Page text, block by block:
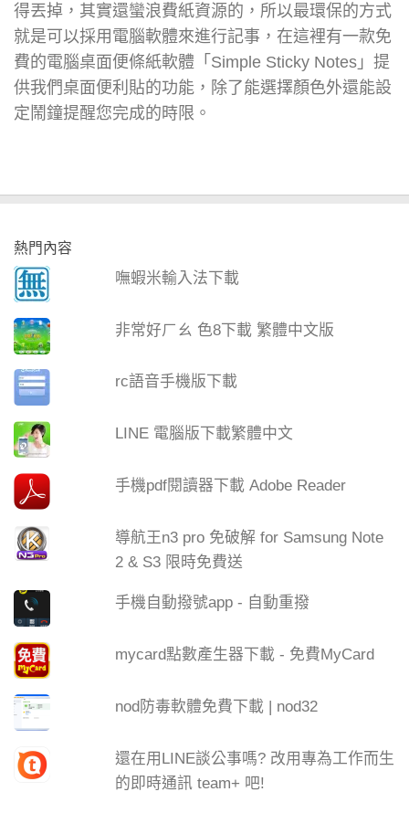
得丟掉，其實還蠻浪費紙資源的，所以最環保的方式
就是可以採用電腦軟體來進行記事，在這裡有一款免
費的電腦桌面便條紙軟體「Simple Sticky Notes」提
供我們桌面便利貼的功能，除了能選擇顏色外還能設
定鬧鐘提醒您完成的時限。
熱門內容
嘸蝦米輸入法下載
非常好ㄏㄠ 色8下載 繁體中文版
rc語音手機版下載
LINE 電腦版下載繁體中文
手機pdf閱讀器下載 Adobe Reader
導航王n3 pro 免破解 for Samsung Note
2 & S3 限時免費送
手機自動撥號app - 自動重撥
mycard點數產生器下載 - 免費MyCard
nod防毒軟體免費下載 | nod32
還在用LINE談公事嗎? 改用專為工作而生
的即時通訊 team+ 吧!